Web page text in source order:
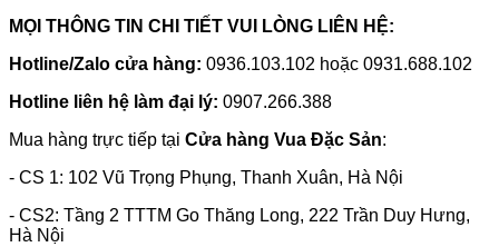
MỌI THÔNG TIN CHI TIẾT VUI LÒNG LIÊN HỆ:
Hotline/Zalo cửa hàng: 0936.103.102 hoặc 0931.688.102
Hotline liên hệ làm đại lý: 0907.266.388
Mua hàng trực tiếp tại Cửa hàng Vua Đặc Sản:
- CS 1: 102 Vũ Trọng Phụng, Thanh Xuân, Hà Nội
- CS2: Tầng 2 TTTM Go Thăng Long, 222 Trần Duy Hưng,
Hà Nội